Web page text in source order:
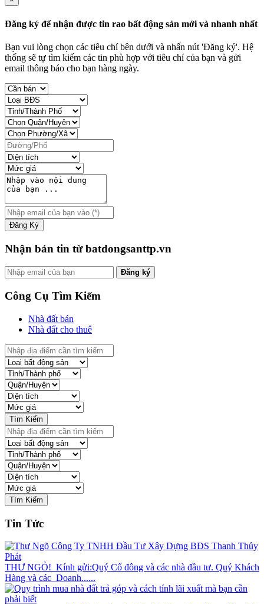
Đăng ký để nhận được tin rao bất động sản mới và nhanh nhất
Bạn vui lòng chọn các tiêu chí bên dưới và nhấn nút 'Đăng ký'. Hệ
thống sẽ tự tìm kiếm các tin phù hợp với tiêu chí của bạn và gửi
email thông báo cho bạn hàng ngày.
Đăng Ký
Nhận bản tin từ batdongsanttp.vn
Đăng ký
Công Cụ Tìm Kiếm
Nhà đất bán
Nhà đất cho thuê
Tin Tức
THƯ NGỎ! Kính gửi:Quý Cổ đông và các nhà đầu tư. Quý Khách
Hàng và các Doanh......